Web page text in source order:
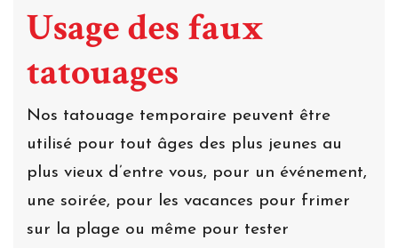
Usage des faux
tatouages
Nos tatouage temporaire peuvent être
utilisé pour tout âges des plus jeunes au
plus vieux d’entre vous, pour un événement,
une soirée, pour les vacances pour frimer
sur la plage ou même pour tester